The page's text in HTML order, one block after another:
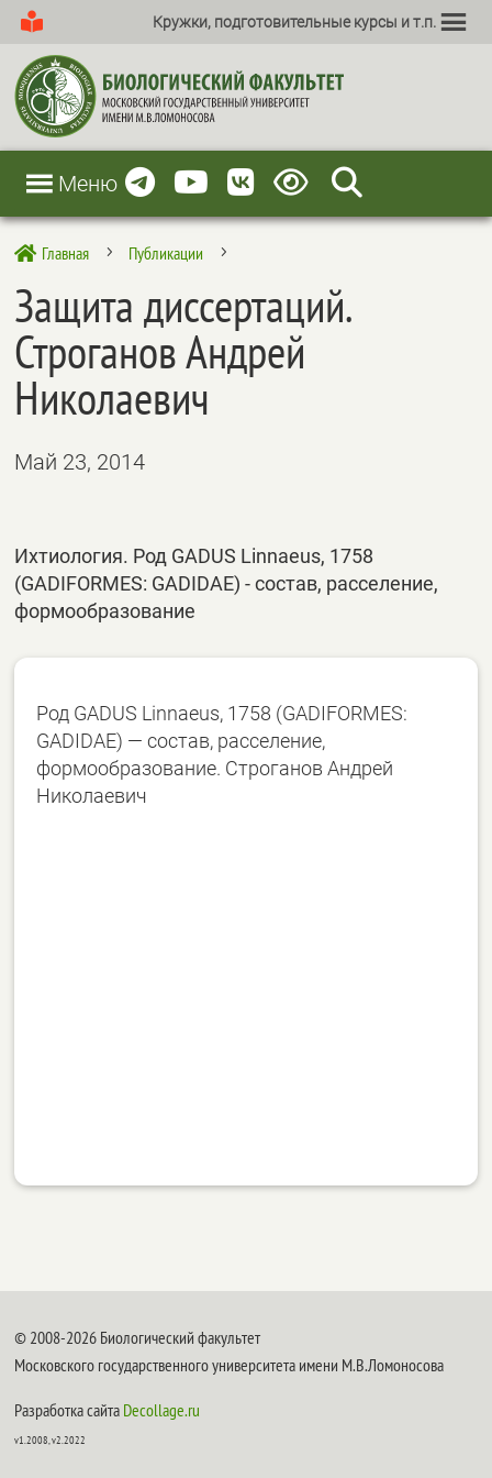
Кружки, подготовительные курсы и т.п.
Меню
 Главная 5 Публикации 5
Защита диссертаций.
Строганов Андрей
Николаевич
Май 23, 2014
Ихтиология. Род GADUS Linnaeus, 1758
(GADIFORMES: GADIDAE) - состав, расселение,
формообразование
Род GADUS Linnaeus, 1758 (GADIFORMES:
GADIDAE) — состав, расселение,
формообразование. Строганов Андрей
Николаевич
© 2008-2026 Биологический факультет
Московского государственного университета имени М.В.Ломоносова
Разработка сайта Decollage.ru
v1.2008, v2.2022